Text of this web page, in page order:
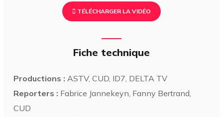
TÉLÉCHARGER LA VIDÉO
Fiche technique
Productions : ASTV, CUD, ID7, DELTA TV
Reporters : Fabrice Jannekeyn, Fanny Bertrand,
CUD